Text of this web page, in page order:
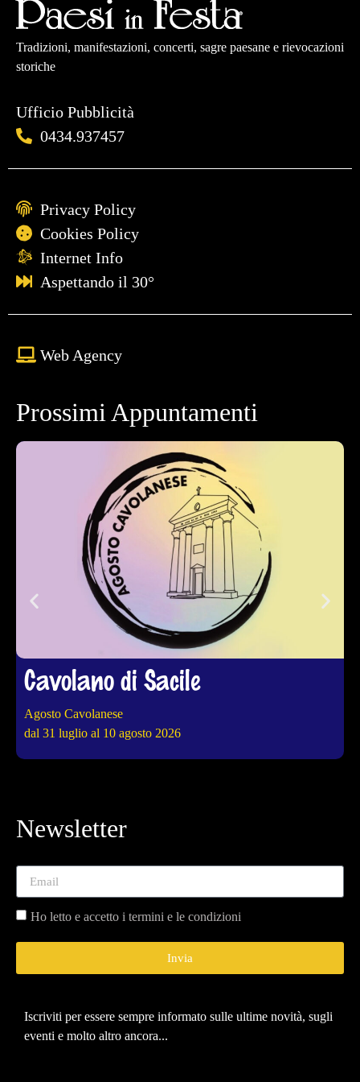
Tradizioni, manifestazioni, concerti, sagre paesane e rievocazioni
storiche
Ufficio Pubblicità
0434.937457
Privacy Policy
Cookies Policy
Internet Info
Aspettando il 30°
Web Agency
Prossimi Appuntamenti
Cavolano di Sacile
Agosto Cavolanese
dal 31 luglio al 10 agosto 2026
Newsletter
Ho letto e accetto i termini e le condizioni
Invia
Iscriviti per essere sempre informato sulle ultime novità, sugli
eventi e molto altro ancora...